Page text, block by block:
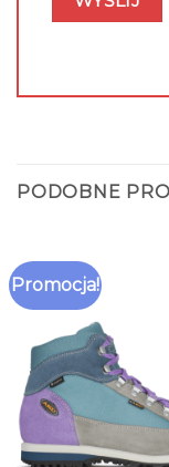
PODOBNE
Promocja!